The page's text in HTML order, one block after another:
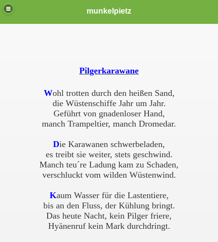
munkelpietz
Pilgerkarawane
Wohl trotten durch den heißen Sand,
die Wüstenschiffe Jahr um Jahr.
Geführt von gnadenloser Hand,
manch Trampeltier, manch Dromedar.
Die Karawanen schwerbeladen,
es treibt sie weiter, stets geschwind.
Manch teu´re Ladung kam zu Schaden,
verschluckt vom wilden Wüstenwind.
Kaum Wasser für die Lastentiere,
bis an den Fluss, der Kühlung bringt.
Das heute Nacht, kein Pilger friere,
Hyänenruf kein Mark durchdringt.